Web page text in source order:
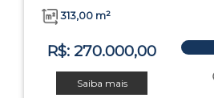
313,00 m²
R$: 270.000,00
Saiba mais